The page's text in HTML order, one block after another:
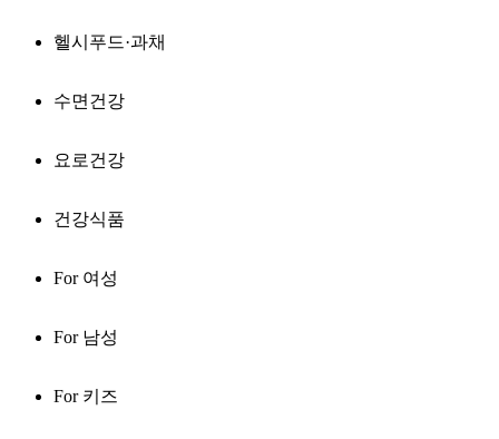
헬시푸드·과채
수면건강
요로건강
건강식품
For 여성
For 남성
For 키즈